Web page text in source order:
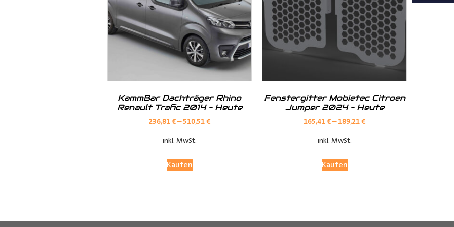
Hilfreiche Montageanleitungen und Tipps finden Sie auch auf unseremYouTube Kanal
Ihr Team vonDer Ausbauer
KammBar Dachträger Rhino
Renault Trafic 2014 – Heute
236,81€–510,51€
inkl. MwSt.
Kaufen
Fenstergitter Mobietec Citroen
Jumper 2024 – Heute
165,41€–189,21€
inkl. MwSt.
Kaufen